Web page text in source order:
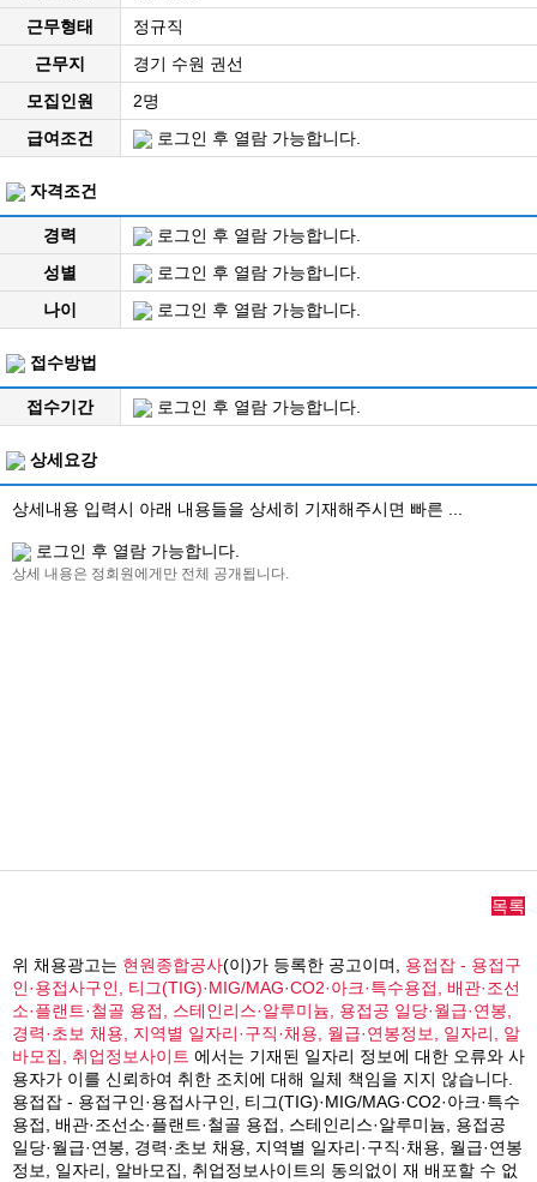
근무형태
정규직
근무지
경기 수원 권선
모집인원
2명
급여조건
로그인 후 열람 가능합니다.
자격조건
경력
로그인 후 열람 가능합니다.
성별
로그인 후 열람 가능합니다.
나이
로그인 후 열람 가능합니다.
접수방법
접수기간 로그인 후 열람 가능합니다.
상세요강
상세내용 입력시 아래 내용들을 상세히 기재해주시면 빠른 ...
로그인 후 열람 가능합니다.
상세 내용은 정회원에게만 전체 공개됩니다.
목록
위 채용광고는 현원종합공사(이)가 등록한 공고이며, 용접잡 - 용접구
인·용접사구인, 티그(TIG)·MIG/MAG·CO2·아크·특수용접, 배관·조선
소·플랜트·철골 용접, 스테인리스·알루미늄, 용접공 일당·월급·연봉,
경력·초보 채용, 지역별 일자리·구직·채용, 월급·연봉정보, 일자리, 알
바모집, 취업정보사이트 에서는 기재된 일자리 정보에 대한 오류와 사
용자가 이를 신뢰하여 취한 조치에 대해 일체 책임을 지지 않습니다.
용접잡 - 용접구인·용접사구인, 티그(TIG)·MIG/MAG·CO2·아크·특수
용접, 배관·조선소·플랜트·철골 용접, 스테인리스·알루미늄, 용접공
일당·월급·연봉, 경력·초보 채용, 지역별 일자리·구직·채용, 월급·연봉
정보, 일자리, 알바모집, 취업정보사이트의 동의없이 재 배포할 수 없